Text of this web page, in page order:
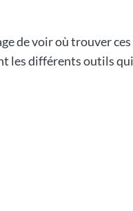
de voir où trouver
les différents outils